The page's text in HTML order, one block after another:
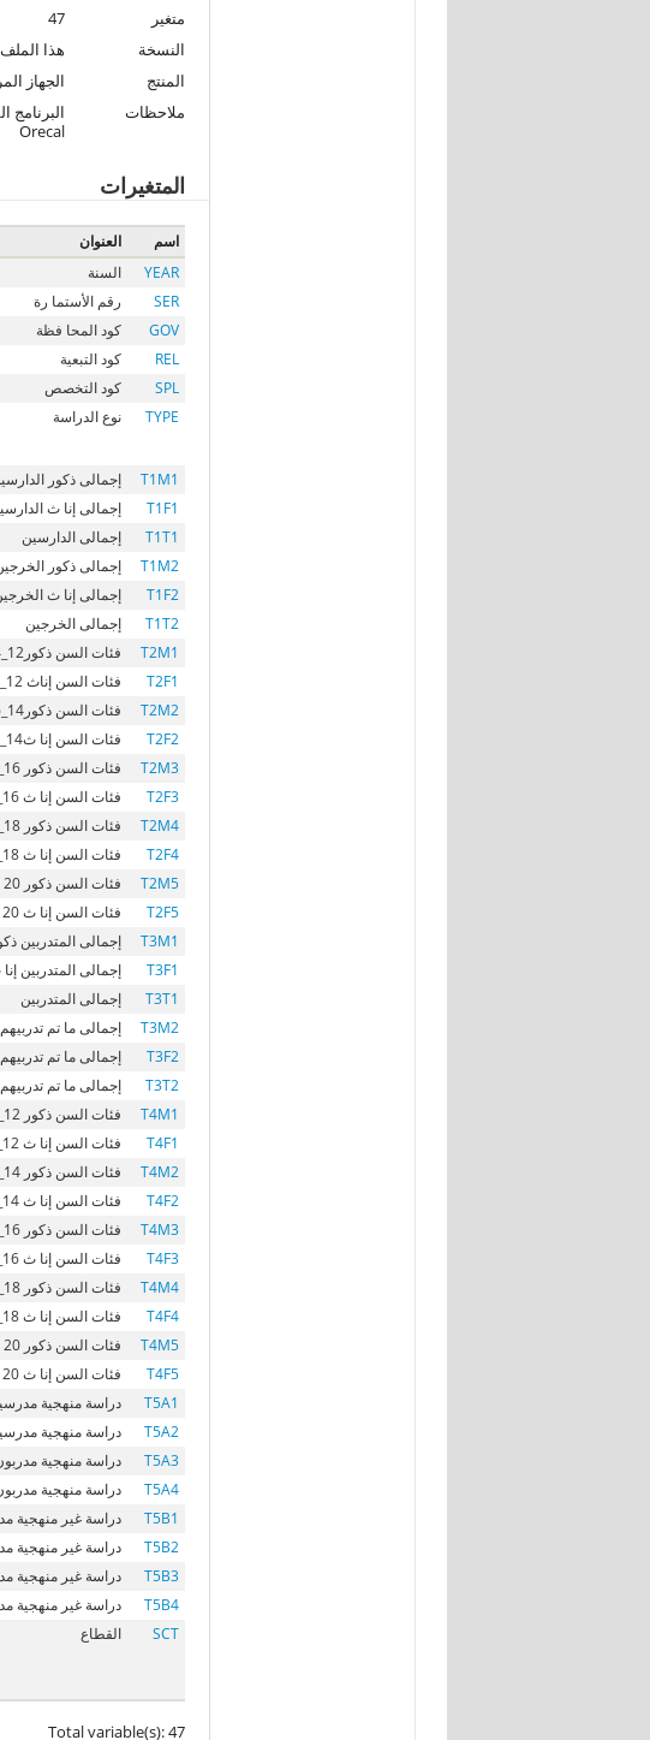
متغير
47
النسخة
هذا الملف
المنتج
الجهاز
ملاحظات
البرنامج
Orecal
المتغيرات
اسم العنوان
YEAR
السنة
SER
رقم الأستما رة
GOV
كود المحا فظة
REL
كود التبعية
SPL
كود التخصص
TYPE
نوع الدراسة
T1M1
إجمالى ذكور
T1F1
إجمالى إنا ث
T1T1
إجمالى الدارسين
T1M2
إجمالى ذكور
T1F2
إجمالى إنا ث
T1T2
إجمالى الخرجين
T2M1
فئات السن ذكور12_14
T2F1
فئات السن إناث 12_14
T2M2
فئات السن ذكور14_16
T2F2
فئات السن إنا ث14_16
T2M3
فئات السن ذكور 16_18
T2F3
فئات السن إنا ث 16_18
T2M4
فئات السن ذكور 18_20
T2F4
فئات السن إنا ث 18_20
T2M5
فئات السن ذكور 20 فأ كثر
T2F5
فئات السن إنا ث 20 فأ كثر
T3M1
إجمالى المتدربين
T3F1
إجمالى المتدربين
T3T1
إجمالى المتدربين
T3M2
إجمالى ما تم
T3F2
إجمالى ما تم
T3T2
إجمالى ما تم تدربيهم
T4M1
فئات السن ذكور 12_14
T4F1
فئات السن إنا ث 12_14
T4M2
فئات السن ذكور 14_16
T4F2
فئات السن إنا ث 14_16
T4M3
فئات السن ذكور 16_18
T4F3
فئات السن إنا ث 16_18
T4M4
فئات السن ذكور 18_20
T4F4
فئات السن إنا ث 18_20
T4M5
فئات السن ذكور 20 فأ كثر
T4F5
فئات السن إنا ث 20 فأ كثر
T5A1
دراسة منهجية
T5A2
دراسة منهجية
T5A3
دراسة منهجية
T5A4
دراسة منهجية
T5B1
دراسة غير منهجية
T5B2
دراسة غير منهجية
T5B3
دراسة غير منهجية
T5B4
دراسة غير منهجية
SCT
القطاع
Total variable(s): 47